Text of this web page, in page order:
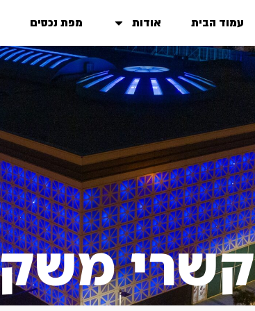
עמוד הבית אודות מפת נכסים
קשרי